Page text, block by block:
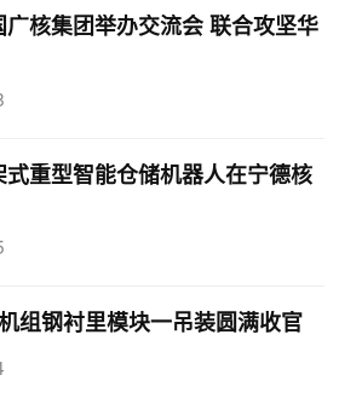
核集团举办交流会 联合攻坚华
重型智能仓储机器人在宁德核
组钢衬里模块一吊装圆满收官